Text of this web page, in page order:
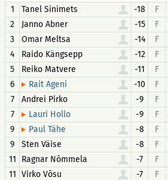
1
Tanel Sinimets -18 F
2
Janno Abner -15 F
3
Omar Meltsa -14 F
4
Raido Kängsepp -12 F
5
Reiko Matvere -11 F
6
Rait Ageni -10 F
7
Andrei Pirko -9 F
7
Lauri Hollo -9 F
9
Paul Tähe -8 F
9
Sten Väise -8 F
11
Ragnar Nõmmela -7 F
11 Virko Võsu -7 F